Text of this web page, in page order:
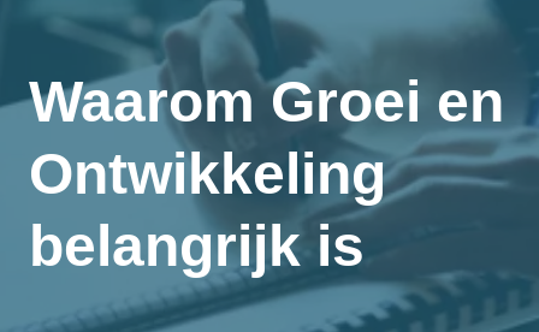
Waarom Groei en
Ontwikkeling
belangrijk is